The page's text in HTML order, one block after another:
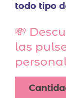
todo tipo
💸
las